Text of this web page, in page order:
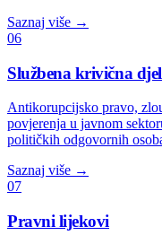
Saznaj više →
06
Službena krivična
Antikorupcijsko pravo,
povjerenja u javnom
političkih odgovornih
Saznaj više →
07
Pravni lijekovi